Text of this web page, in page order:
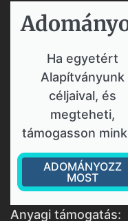
Ha egyetért
Alapítványunk
céljaival, és
megteheti,
támogasson
ADOMÁNYOZZ
MOST
Anyagi támogatás: